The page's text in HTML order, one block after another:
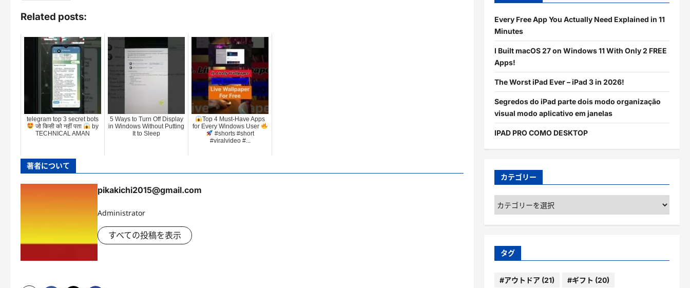
Related posts:
telegram top 3 secret bots
जो किसी को नहीं पता
by
TECHNICAL AMAN
5 Ways to Turn Off Display
in Windows Without Putting
It to Sleep
Top 4 Must-Have Apps
for Every Windows User
#shorts #short
#viralvideo #...
著者について
pikakichi2015@gmail.com
Administrator
すべての投稿を表示
Every Free App You Actually Need Explained in 11
Minutes
I Built macOS 27 on Windows 11 With Only 2 FREE
Apps!
The Worst iPad Ever – iPad 3 in 2026!
Segredos do iPad parte dois modo organização
visual modo aplicativo em janelas
IPAD PRO COMO DESKTOP
カテゴリー
カ
テ
ゴ
ー
タグ
#アウトドア(21) #ギフト (20)